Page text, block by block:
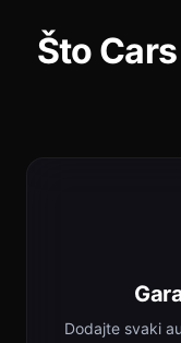
Što
Dodajte svaki